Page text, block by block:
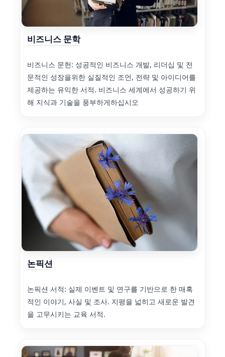
비즈니스 문학
비즈니스 문헌: 성공적인 비즈니스 개발, 리더십 및 전
문적인 성장을위한 실질적인 조언, 전략 및 아이디어를
제공하는 유익한 서적. 비즈니스 세계에서 성공하기 위
해 지식과 기술을 풍부하게하십시오
논픽션
논픽션 서적: 실제 이벤트 및 연구를 기반으로 한 매혹
적인 이야기, 사실 및 조사. 지평을 넓히고 새로운 발견
을 고무시키는 교육 서적.